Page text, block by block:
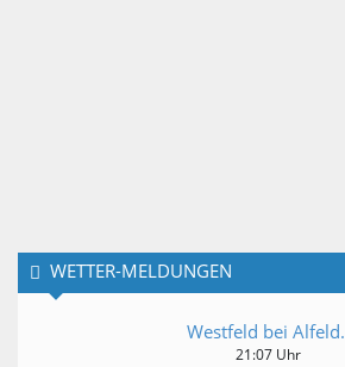
WETTER-MELDUNGEN
Westfeld bei Alfeld.
21:07 Uhr